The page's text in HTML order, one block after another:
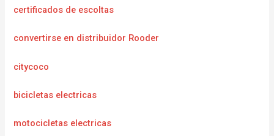
certificados de escoltas
convertirse en distribuidor Rooder
citycoco
bicicletas electricas
motocicletas electricas